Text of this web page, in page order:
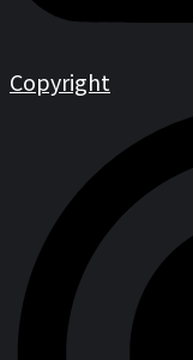
Copyright